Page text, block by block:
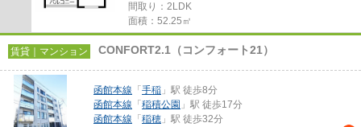
間取り：2LDK
面積：52.25㎡
賃貸｜マンション CONFORT2.1（コンフォート21）
函館本線 「 手稲 」駅 徒歩8分
函館本線 「 稲積公園 」駅 徒歩17分
函館本線 「 稲穂 」駅 徒歩32分